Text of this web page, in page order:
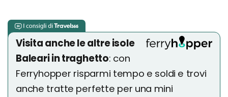
Visita anche le altre isole
Baleari in traghetto: con
Ferryhopper risparmi tempo e soldi e trovi
anche tratte perfette per una mini